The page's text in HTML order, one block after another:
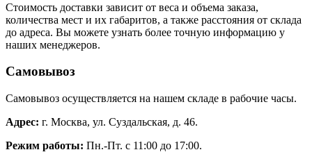
Стоимость доставки зависит от веса и объема заказа,
количества мест и их габаритов, а также расстояния от склада
до адреса. Вы можете узнать более точную информацию у
наших менеджеров.
Самовывоз
Самовывоз осуществляется на нашем складе в рабочие часы.
Адрес: г. Москва, ул. Суздальская, д. 46.
Режим работы: Пн.-Пт. с 11:00 до 17:00.